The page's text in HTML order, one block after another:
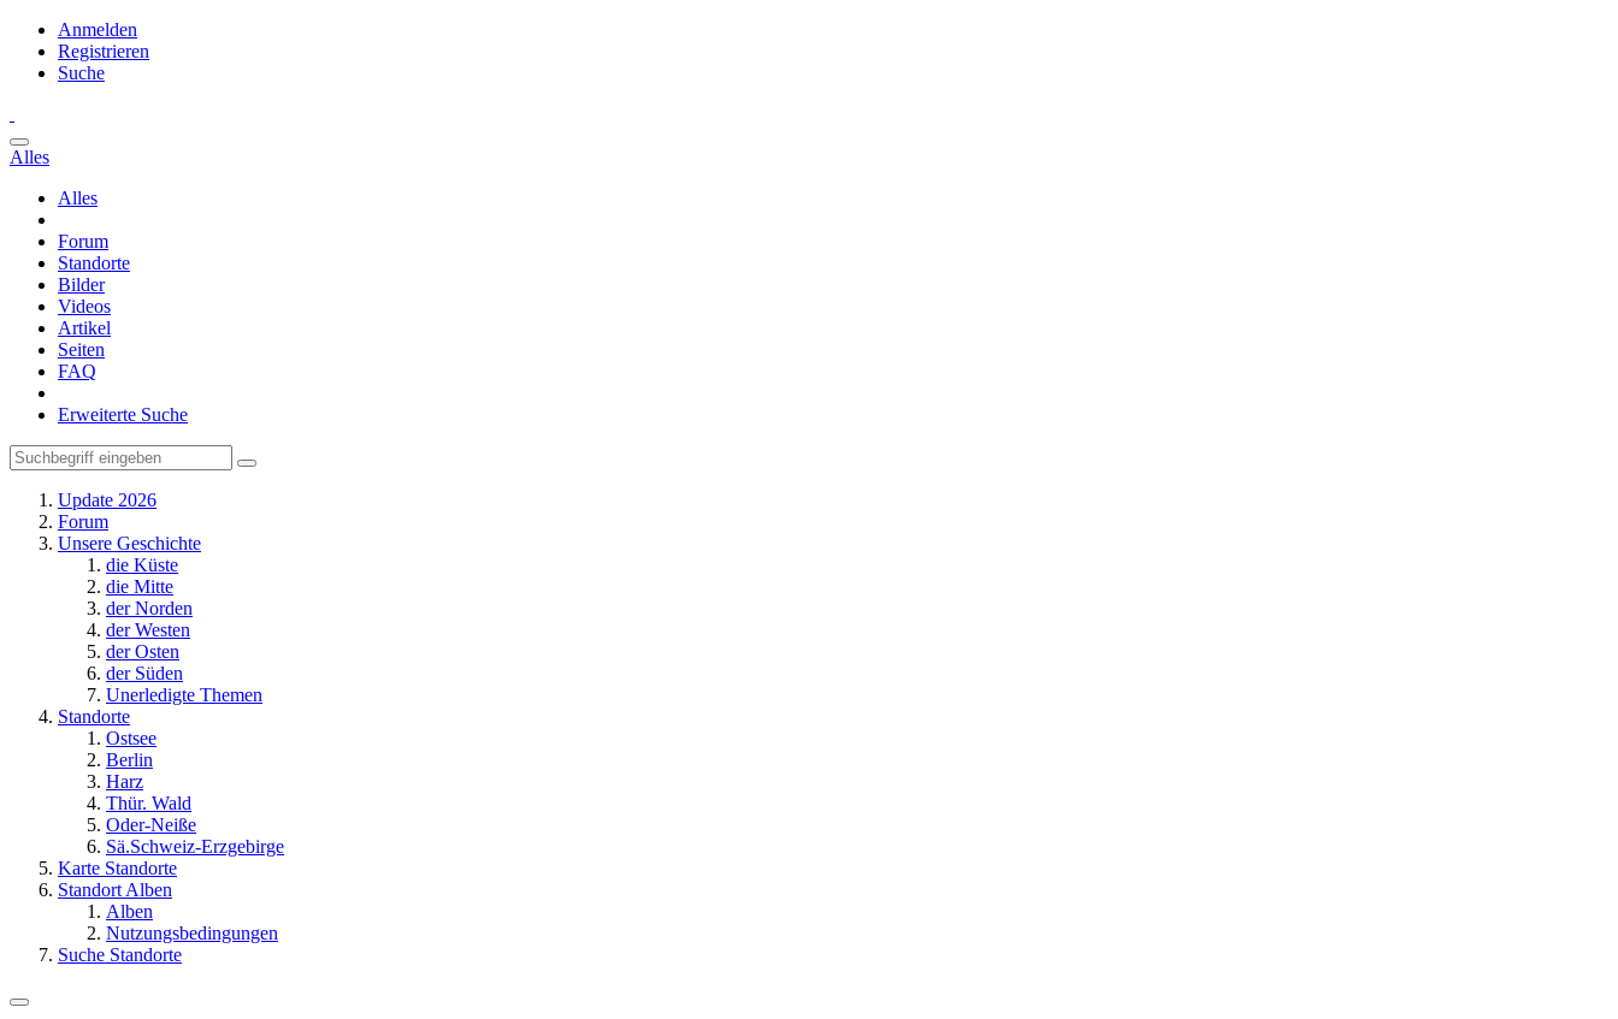
Anmelden
Registrieren
Suche
Alles
Alles
Forum
Standorte
Bilder
Videos
Artikel
Seiten
FAQ
Erweiterte Suche
Update 2026
Forum
Unsere Geschichte
die Küste
die Mitte
der Norden
der Westen
der Osten
der Süden
Unerledigte Themen
Standorte
Ostsee
Berlin
Harz
Thür. Wald
Oder-Neiße
Sä.Schweiz-Erzgebirge
Karte Standorte
Standort Alben
Alben
Nutzungsbedingungen
Suche Standorte